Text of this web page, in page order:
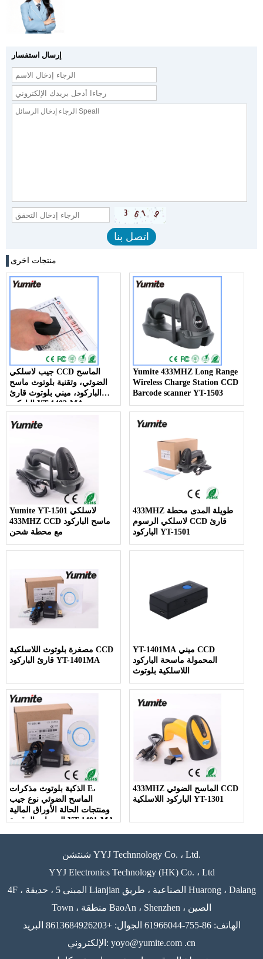
إرسال استفسار
منتجات اخرى
جيب لاسلكي CCD الماسح
الضوئي، وتقنية بلوتوث ماسح
الباركود، ميني بلوتوث قارئ
الباركود YT-1402-MA
Yumite 433MHZ Long Range
Wireless Charge Station CCD
Barcode scanner YT-1503
Yumite YT-1501 لاسلكي
433MHZ CCD ماسح الباركود
مع محطة شحن
433MHZ طويلة المدى محطة
لاسلكي الرسوم CCD قارئ
الباركود YT-1501
مصغرة بلوتوث اللاسلكية CCD
قارئ الباركود YT-1401MA
YT-1401MA ميني CCD
المحمولة ماسحة الباركود
اللاسلكية بلوتوث
الذكية بلوتوث مذكرات E،
الماسح الضوئي نوع جيب
ومنتجات الحالة الأوراق المالية
اليوميات الرقمية YT-1401-MA
433MHZ الماسح الضوئي CCD
الباركود اللاسلكية YT-1301
شنتشن YYJ Technnology Co. ، Ltd.
YYJ Electronics Technology (HK) Co. ، Ltd
4F ، المبنى 5 ، حديقة Lianjian الصناعية ، طريق Huarong ، Dalang
Town ، منطقة BaoAn ، Shenzhen ، الصين
الهاتف: 86-755-61966044 الجوال: +8613684926203 البريد
الإلكتروني: yoyo@yumite.com .cn